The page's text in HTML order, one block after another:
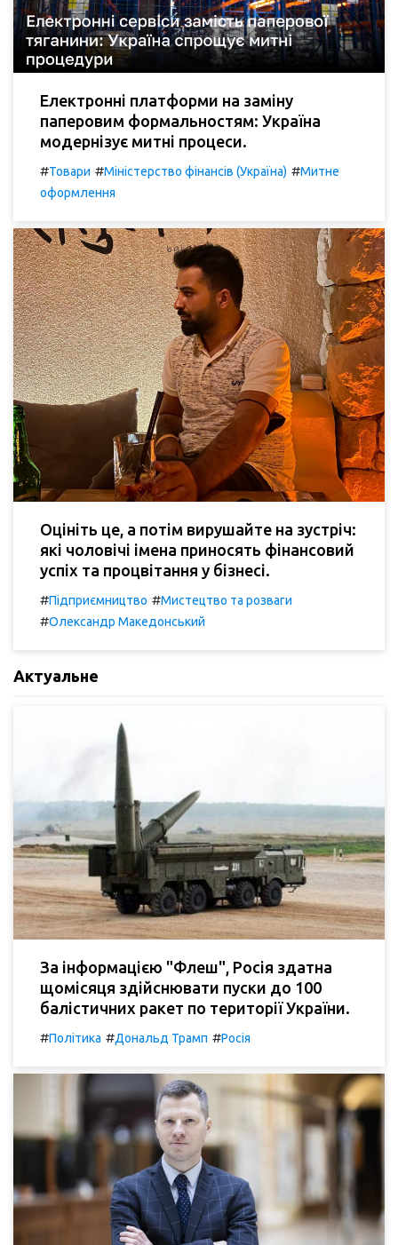
Електронні платформи на заміну
паперовим формальностям: Україна
модернізує митні процеси.
#Товари #Міністерство фінансів (Україна) #Митне
оформлення
Оцініть це, а потім вирушайте на зустріч:
які чоловічі імена приносять фінансовий
успіх та процвітання у бізнесі.
#Підприємництво #Мистецтво та розваги
#Олександр Македонський
Актуальне
За інформацією "Флеш", Росія здатна
щомісяця здійснювати пуски до 100
балістичних ракет по території України.
#Політика #Дональд Трамп #Росія